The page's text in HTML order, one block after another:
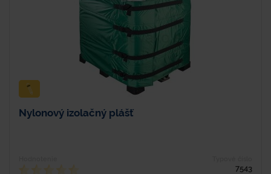
Nylonový izolačný plášť
7543